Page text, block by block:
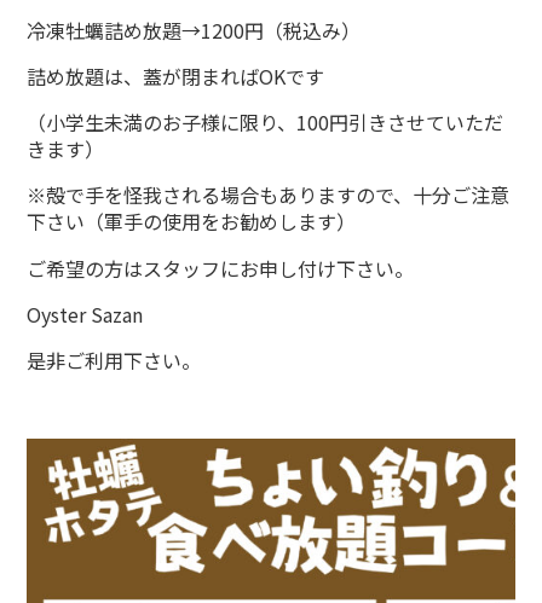
冷凍牡蠣詰め放題→1200円（税込み）
詰め放題は、蓋が閉まればOKです
（小学生未満のお子様に限り、100円引きさせていただ
きます）
※殻で手を怪我される場合もありますので、十分ご注意
下さい（軍手の使用をお勧めします）
ご希望の方はスタッフにお申し付け下さい。
Oyster Sazan
是非ご利用下さい。